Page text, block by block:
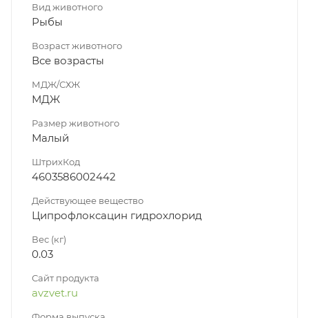
Вид животного
Рыбы
Возраст животного
Все возрасты
МДЖ/СХЖ
МДЖ
Размер животного
Малый
ШтрихКод
4603586002442
Действующее вещество
Ципрофлоксацин гидрохлорид
Вес (кг)
0.03
Сайт продукта
avzvet.ru